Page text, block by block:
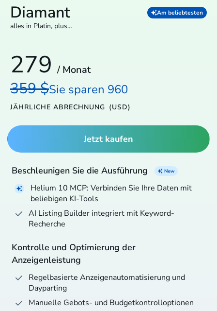
Diamant Am beliebtesten
alles in Platin, plus…
279 / Monat
359 $Sie sparen 960
JÄHRLICHE ABRECHNUNG (USD)
Jetzt kaufen
Beschleunigen Sie die Ausführung
Helium 10 MCP: Verbinden Sie Ihre Daten mit
beliebigen KI-Tools
AI Listing Builder integriert mit Keyword-
Recherche
Kontrolle und Optimierung der
Anzeigenleistung
Regelbasierte Anzeigenautomatisierung und
Dayparting
Manuelle Gebots- und Budgetkontrolloptionen